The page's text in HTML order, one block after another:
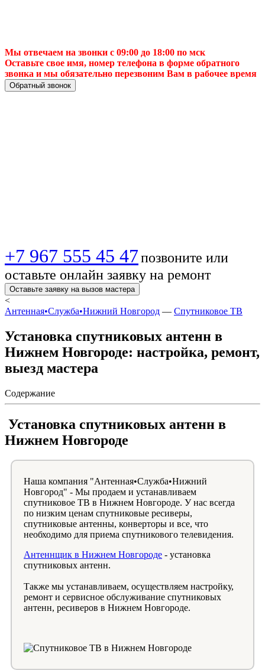
Мы отвечаем на звонки с 09:00 до 18:00 по мск
Оставьте свое имя, номер телефона в форме обратного
звонка и мы обязательно перезвоним Вам в рабочее время
Обратный звонок
+7 967 555 45 47позвоните или
оставьте онлайн заявку на ремонт
Оставьте заявку на вызов мастера
<
Антенная•Служба•Нижний Новгород — Спутниковое ТВ
Установка спутниковых антенн в
Нижнем Новгороде: настройка, ремонт,
выезд мастера
Содержание
Установка спутниковых антенн в
Нижнем Новгороде
Наша компания "Антенная•Служба•Нижний
Новгород" - Мы продаем и устанавливаем
спутниковое ТВ в Нижнем Новгороде. У нас всегда
по низким ценам спутниковые ресиверы,
спутниковые антенны, конверторы и все, что
необходимо для приема спутникового телевидения.
Антеннщик в Нижнем Новгороде - установка
спутниковых антенн.
Также мы устанавливаем, осуществляем настройку,
ремонт и сервисное обслуживание спутниковых
антенн, ресиверов в Нижнем Новгороде.